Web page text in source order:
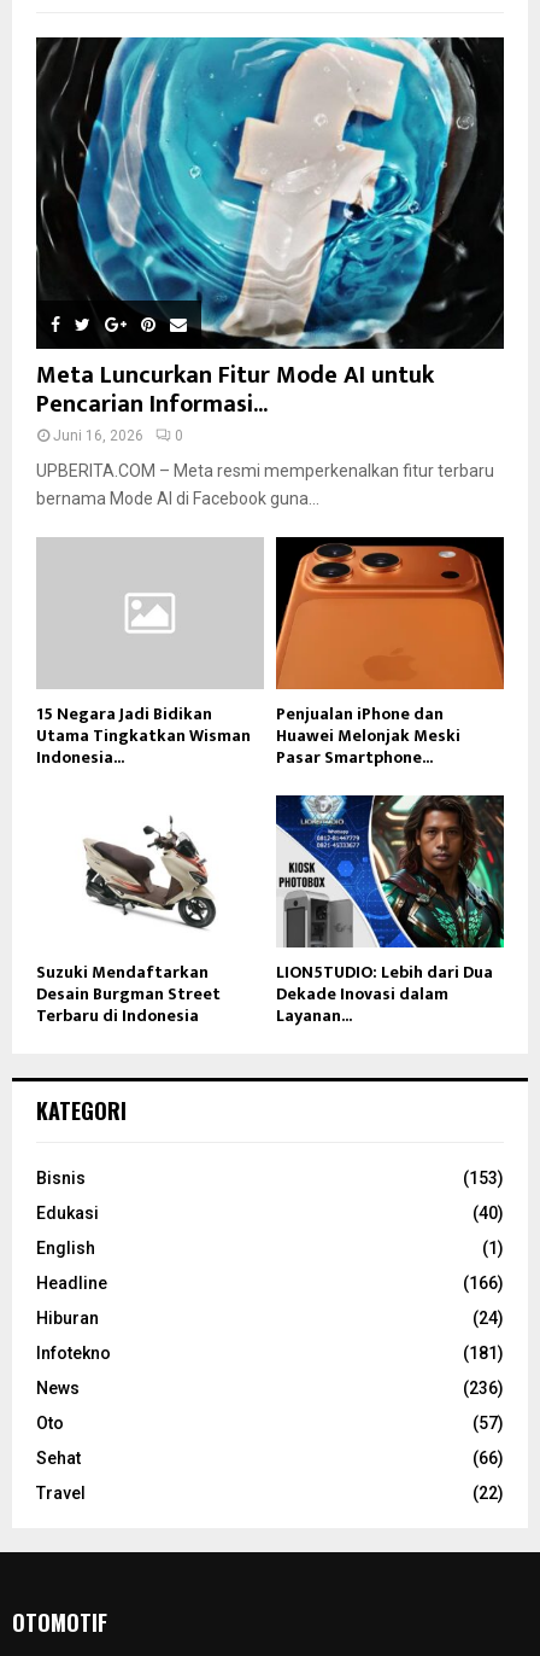
Meta Luncurkan Fitur Mode AI untuk
Pencarian Informasi...
Juni 16, 2026 0
UPBERITA.COM – Meta resmi memperkenalkan fitur terbaru
bernama Mode AI di Facebook guna...
15 Negara Jadi Bidikan
Utama Tingkatkan Wisman
Indonesia...
Penjualan iPhone dan
Huawei Melonjak Meski
Pasar Smartphone...
Suzuki Mendaftarkan
Desain Burgman Street
Terbaru di Indonesia
LION5TUDIO: Lebih dari Dua
Dekade Inovasi dalam
Layanan...
KATEGORI
Bisnis
(153)
Edukasi
(40)
English
(1)
Headline
(166)
Hiburan
(24)
Infotekno
(181)
News
(236)
Oto
(57)
Sehat
(66)
Travel
(22)
OTOMOTIF